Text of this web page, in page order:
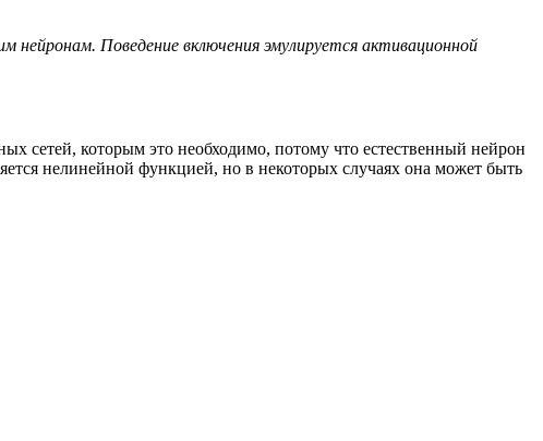
нейронам. Поведение включения эмулируется активационной
сетей, которым это необходимо, потому что естественный нейрон
нелинейной функцией, но в некоторых случаях она может быть